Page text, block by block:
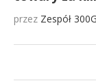
przez Zespół